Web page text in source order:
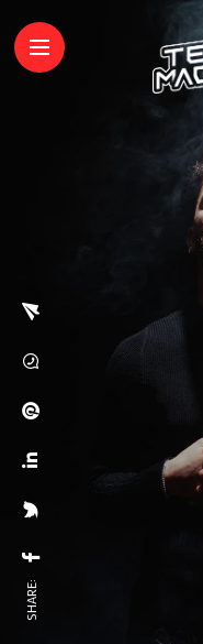
SHARE: